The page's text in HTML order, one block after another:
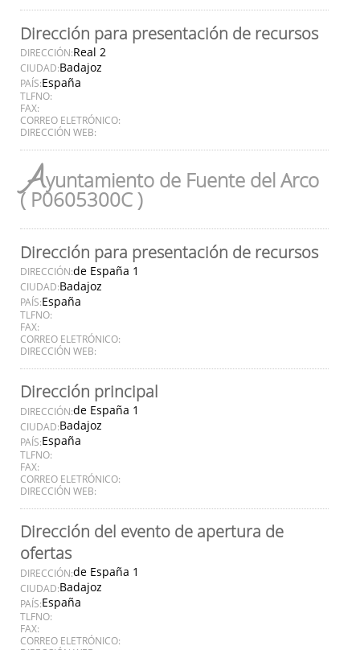
Dirección para presentación de recursos
DIRECCIÓN:Real 2
CIUDAD:Badajoz
PAÍS:España
TLFNO:
FAX:
CORREO ELETRÓNICO:
DIRECCIÓN WEB:
Ayuntamiento de Fuente del Arco
( P0605300C )
Dirección para presentación de recursos
DIRECCIÓN:de España 1
CIUDAD:Badajoz
PAÍS:España
TLFNO:
FAX:
CORREO ELETRÓNICO:
DIRECCIÓN WEB:
Dirección principal
DIRECCIÓN:de España 1
CIUDAD:Badajoz
PAÍS:España
TLFNO:
FAX:
CORREO ELETRÓNICO:
DIRECCIÓN WEB:
Dirección del evento de apertura de
ofertas
DIRECCIÓN:de España 1
CIUDAD:Badajoz
PAÍS:España
TLFNO:
FAX:
CORREO ELETRÓNICO: